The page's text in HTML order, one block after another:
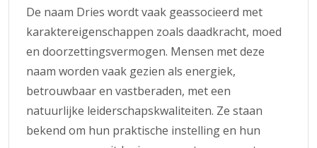
De naam Dries wordt vaak geassocieerd met
karaktereigenschappen zoals daadkracht, moed
en doorzettingsvermogen. Mensen met deze
naam worden vaak gezien als energiek,
betrouwbaar en vastberaden, met een
natuurlijke leiderschapskwaliteiten. Ze staan
bekend om hun praktische instelling en hun